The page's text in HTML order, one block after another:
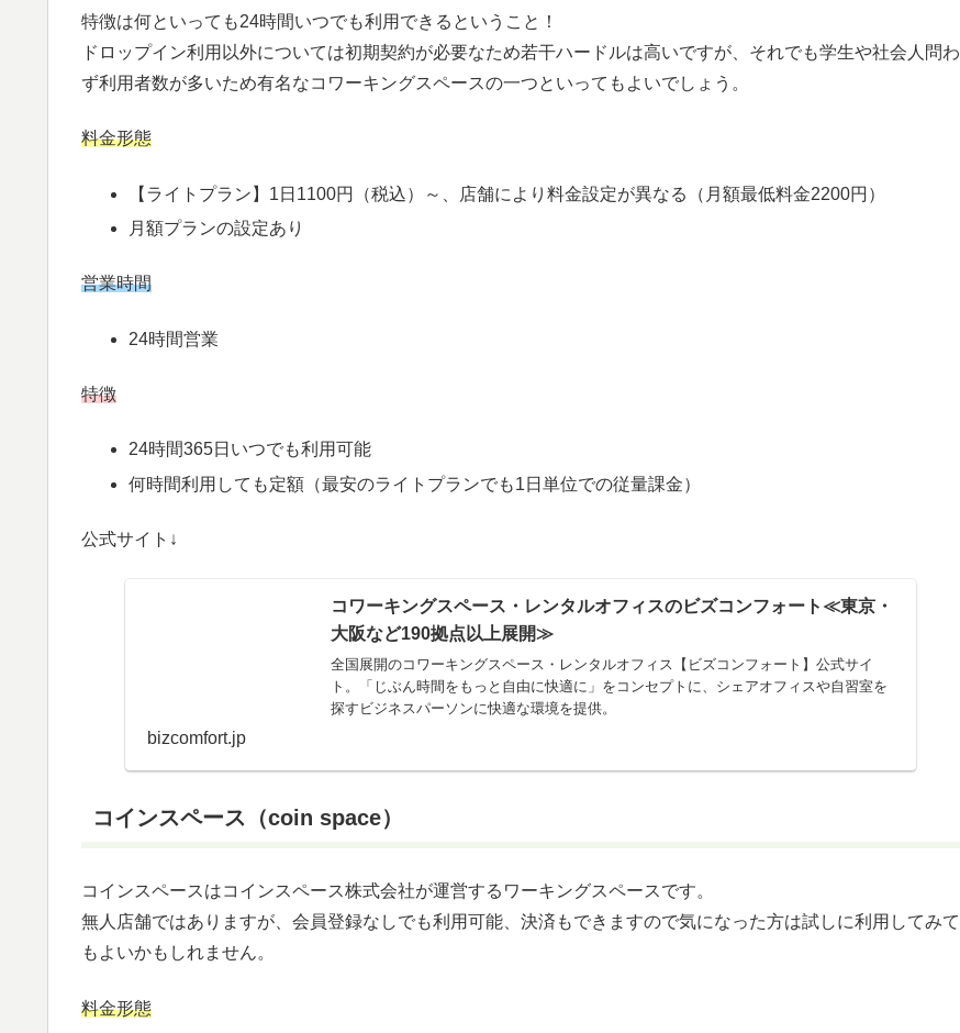
特徴は何といっても24時間いつでも利用できるということ！
ドロップイン利用以外については初期契約が必要なため若干ハードルは高いですが、それでも学生や社会人問わ
ず利用者数が多いため有名なコワーキングスペースの一つといってもよいでしょう。
料金形態
【ライトプラン】1日1100円（税込）～、店舗により料金設定が異なる（月額最低料金2200円）
月額プランの設定あり
営業時間
24時間営業
特徴
24時間365日いつでも利用可能
何時間利用しても定額（最安のライトプランでも1日単位での従量課金）
公式サイト↓
コワーキングスペース・レンタルオフィスのビズコンフォート≪東京・
大阪など190拠点以上展開≫
全国展開のコワーキングスペース・レンタルオフィス【ビズコンフォート】公式サイ
ト。「じぶん時間をもっと自由に快適に」をコンセプトに、シェアオフィスや自習室を
探すビジネスパーソンに快適な環境を提供。
bizcomfort.jp
コインスペース（coin space）
コインスペースはコインスペース株式会社が運営するワーキングスペースです。
無人店舗ではありますが、会員登録なしでも利用可能、決済もできますので気になった方は試しに利用してみて
もよいかもしれません。
料金形態